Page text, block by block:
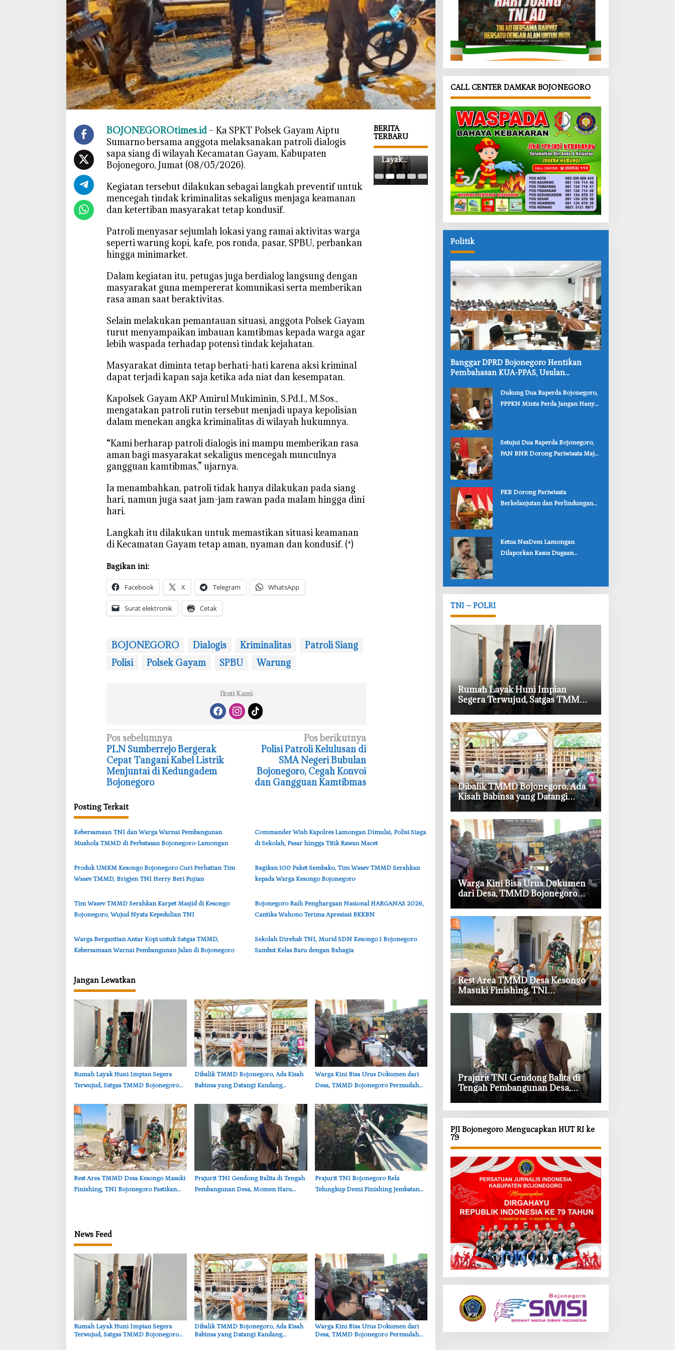
g
a
S
P
B
U
,
P
a
t
o
l
i
S
a
n
g
o
l
s
k
G
a
a
m
B
j
o
n
e
g
o
o
C
e
a
h
i
l
i
a
BOJONEGOROtimes.id– Ka SPKT Polsek Gayam Aiptu
Sumarno bersama anggota melaksanakan patroli dialogis
sapa siang di wilayah Kecamatan Gayam, Kabupaten
Bojonegoro, Jumat (08/05/2026).
‎Kegiatan tersebut dilakukan sebagai langkah preventif untuk
mencegah tindak kriminalitas sekaligus menjaga keamanan
dan ketertiban masyarakat tetap kondusif.
‎Patroli menyasar sejumlah lokasi yang ramai aktivitas warga
seperti warung kopi, kafe, pos ronda, pasar, SPBU, perbankan
hingga minimarket.
‎Dalam kegiatan itu, petugas juga berdialog langsung dengan
masyarakat guna mempererat komunikasi serta memberikan
rasa aman saat beraktivitas.
‎Selain melakukan pemantauan situasi, anggota Polsek Gayam
turut menyampaikan imbauan kamtibmas kepada warga agar
lebih waspada terhadap potensi tindak kejahatan.
‎Masyarakat diminta tetap berhati-hati karena aksi kriminal
dapat terjadi kapan saja ketika ada niat dan kesempatan.
‎Kapolsek Gayam AKP Amirul Mukiminin, S.Pd.I., M.Sos.,
mengatakan patroli rutin tersebut menjadi upaya kepolisian
dalam menekan angka kriminalitas di wilayah hukumnya.
‎“Kami berharap patroli dialogis ini mampu memberikan rasa
aman bagi masyarakat sekaligus mencegah munculnya
gangguan kamtibmas,” ujarnya.
‎Ia menambahkan, patroli tidak hanya dilakukan pada siang
hari, namun juga saat jam-jam rawan pada malam hingga dini
hari.
‎Langkah itu dilakukan untuk memastikan situasi keamanan
di Kecamatan Gayam tetap aman, nyaman dan kondusif. (*)
Bagikan ini:
Facebook X Telegram WhatsApp
Surat elektronik Cetak
BOJONEGORO Dialogis Kriminalitas
‎Patroli Siang
Polisi
Polsek Gayam SPBU Warung
Ikuti Kami
N
a
v
i
a
i
o
s
Pos sebelumnya
‎PLN Sumberrejo Bergerak
Cepat Tangani Kabel Listrik
Menjuntai di Kedungadem
Bojonegoro
Pos berikutnya
‎Polisi Patroli Kelulusan di
SMA Negeri Bubulan
Bojonegoro, Cegah Konvoi
dan Gangguan Kamtibmas
BERITA
TERBARU
Ngraho
Nihil
Temuan,
Bojonegor
o
‎Rumah
Layak
Huni
Impian
Bojonegor
o, Ada
Kisah
Babinsa
yang
Kandang
Kambing
Demi
Dengar
Keluh
Warga
‎Warga
Kini Bisa
Urus
Dokumen
dari Desa,
TMMD
Bojonegor
Permudah
‎Rest Area
TMMD
Desa
Kesongo
Masuki
Finishing,
TNI
o Pastikan
dan
Nyaman
Posting Terkait
‎Kebersamaan TNI dan Warga Warnai Pembangunan
Mushola TMMD di Perbatasan Bojonegoro-Lamongan
‎Commander Wish Kapolres Lamongan Dimulai, Polisi Siaga
di Sekolah, Pasar hingga Titik Rawan Macet
‎Produk UMKM Kesongo Bojonegoro Curi Perhatian Tim
Wasev TMMD, Brigjen TNI Herry Beri Pujian
‎Bagikan 100 Paket Sembako, Tim Wasev TMMD Serahkan
kepada Warga Kesongo Bojonegoro
‎Tim Wasev TMMD Serahkan Karpet Masjid di Kesongo
Bojonegoro, Wujud Nyata Kepedulian TNI
‎Bojonegoro Raih Penghargaan Nasional HARGANAS 2026,
Cantika Wahono Terima Apresiasi BKKBN
‎Warga Bergantian Antar Kopi untuk Satgas TMMD,
Kebersamaan Warnai Pembangunan Jalan di Bojonegoro
‎Sekolah Direhab TNI, Murid SDN Kesongo 1 Bojonegoro
Sambut Kelas Baru dengan Bahagia
Jangan Lewatkan
‎Rumah Layak Huni Impian Segera
Terwujud, Satgas TMMD Bojonegoro
‎Dibalik TMMD Bojonegoro, Ada Kisah
Babinsa yang Datangi Kandang
‎Warga Kini Bisa Urus Dokumen dari
Desa, TMMD Bojonegoro Permudah
‎Rest Area TMMD Desa Kesongo Masuki
Finishing, TNI Bojonegoro Pastikan
‎Prajurit TNI Gendong Balita di Tengah
Pembangunan Desa, Momen Haru
‎Prajurit TNI Bojonegoro Rela
Telungkup Demi Finishing Jembatan
News Feed
‎Rumah Layak Huni Impian Segera
Terwujud, Satgas TMMD Bojonegoro
‎Dibalik TMMD Bojonegoro, Ada Kisah
Babinsa yang Datangi Kandang
‎Warga Kini Bisa Urus Dokumen dari
Desa, TMMD Bojonegoro Permudah
CALL CENTER DAMKAR BOJONEGORO
Politik
‎Banggar DPRD Bojonegoro Hentikan
Pembahasan KUA-PPAS, Usulan
‎Dukung Dua Raperda Bojonegoro,
FPPKN Minta Perda Jangan Hanya
‎Setujui Dua Raperda Bojonegoro,
PAN BNR Dorong Pariwisata Maju
‎PKB Dorong Pariwisata
Berkelanjutan dan Perlindungan
‎Ketua NasDem Lamongan
Dilaporkan Kasus Dugaan
TNI – POLRI
‎Rumah Layak Huni Impian
Segera Terwujud, Satgas TMMD
Bojonegoro Kebut Finishing
‎Dibalik TMMD Bojonegoro, Ada
Kisah Babinsa yang Datangi
Kandang Kambing Demi Dengar
Keluh Warga
‎Warga Kini Bisa Urus Dokumen
dari Desa, TMMD Bojonegoro
Permudah Layanan Adminduk
‎Rest Area TMMD Desa Kesongo
Masuki Finishing, TNI
Bojonegoro Pastikan Bangunan
Kokoh dan Nyaman
‎Prajurit TNI Gendong Balita di
Tengah Pembangunan Desa,
Momen Haru TMMD Bojonegoro
PJI Bojonegoro Mengucapkan HUT RI ke
79